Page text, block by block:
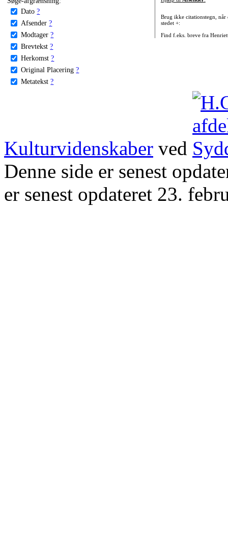
Dato ?
Afsender ?
Modtager ?
Brevtekst ?
Herkomst ?
Original Placering ?
Metatekst ?
Brug ikke citationstegn, når
stedet +:
Find f.eks. breve fra
Kulturvidenskaber ved
Denne side er senest
er senest opdateret 23.